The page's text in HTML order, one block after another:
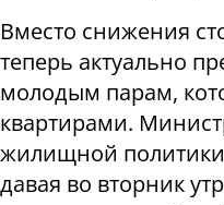
Вместо снижения
теперь актуально
молодым парам,
квартирами.
жилищной политики
давая во вторник